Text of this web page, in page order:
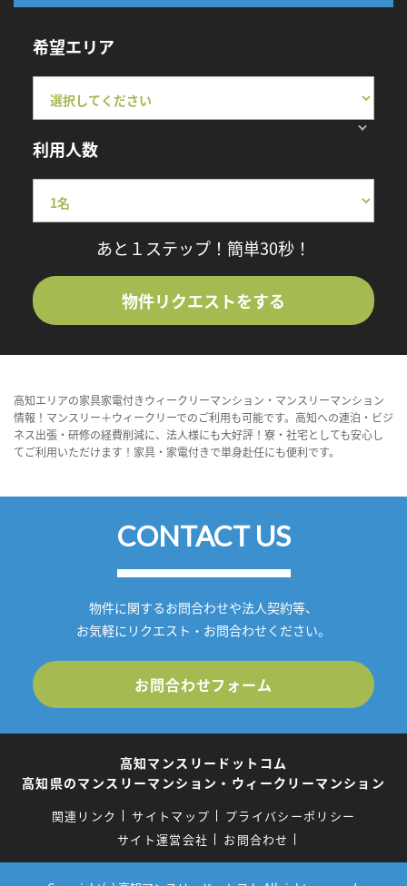
希望エリア
利用人数
あと１ステップ！簡単30秒！
物件リクエストをする
高知エリアの家具家電付きウィークリーマンション・マンスリーマンション
情報！マンスリー＋ウィークリーでのご利用も可能です。高知への連泊・ビジ
ネス出張・研修の経費削減に、法人様にも大好評！寮・社宅としても安心し
てご利用いただけます！家具・家電付きで単身赴任にも便利です。
CONTACT US
物件に関するお問合わせや法人契約等、
お気軽にリクエスト・お問合わせください。
お問合わせフォーム
高知マンスリードットコム
高知県のマンスリーマンション・ウィークリーマンション
関連リンク サイトマップ
プライバシーポリシー
サイト運営会社
お問合わせ